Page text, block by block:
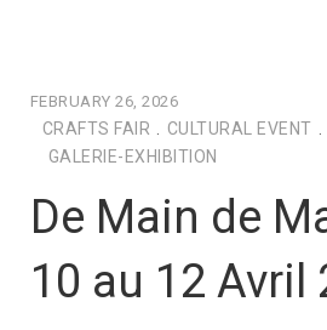
FEBRUARY 26, 2026
CRAFTS FAIR CULTURAL EVENT
GALERIE-EXHIBITION
De Main de
10 au 12 Avril